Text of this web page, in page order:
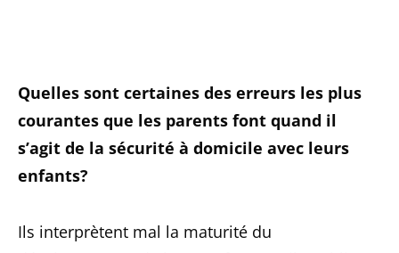
Quelles sont certaines des erreurs les plus
courantes que les parents font quand il
s’agit de la sécurité à domicile avec leurs
enfants?
Ils interprètent mal la maturité du